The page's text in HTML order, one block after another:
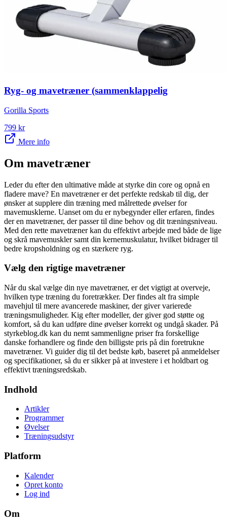
Ryg- og mavetræner (sammenklappelig
Gorilla Sports
799 kr
Mere info
Om mavetræner
Leder du efter den ultimative måde at styrke din core og opnå en
fladere mave? En mavetræner er det perfekte redskab til dig, der
ønsker at supplere din træning med målrettede øvelser for
mavemusklerne. Uanset om du er nybegynder eller erfaren, findes
der en mavetræner, der passer til dine behov og dit træningsniveau.
Med den rette mavetræner kan du effektivt arbejde med både de lige
og skrå mavemuskler samt din kernemuskulatur, hvilket bidrager til
bedre kropsholdning og en stærkere ryg.
Vælg den rigtige mavetræner
Når du skal vælge din nye mavetræner, er det vigtigt at overveje,
hvilken type træning du foretrækker. Der findes alt fra simple
mavehjul til mere avancerede maskiner, der giver varierede
træningsmuligheder. Kig efter modeller, der giver god støtte og
komfort, så du kan udføre dine øvelser korrekt og undgå skader. På
styrkeblog.dk kan du nemt sammenligne priser fra forskellige
danske forhandlere og finde den billigste pris på din foretrukne
mavetræner. Vi guider dig til det bedste køb, baseret på anmeldelser
og specifikationer, så du er sikker på at investere i et holdbart og
effektivt træningsredskab.
Indhold
Artikler
Programmer
Øvelser
Træningsudstyr
Platform
Kalender
Opret konto
Log ind
Om